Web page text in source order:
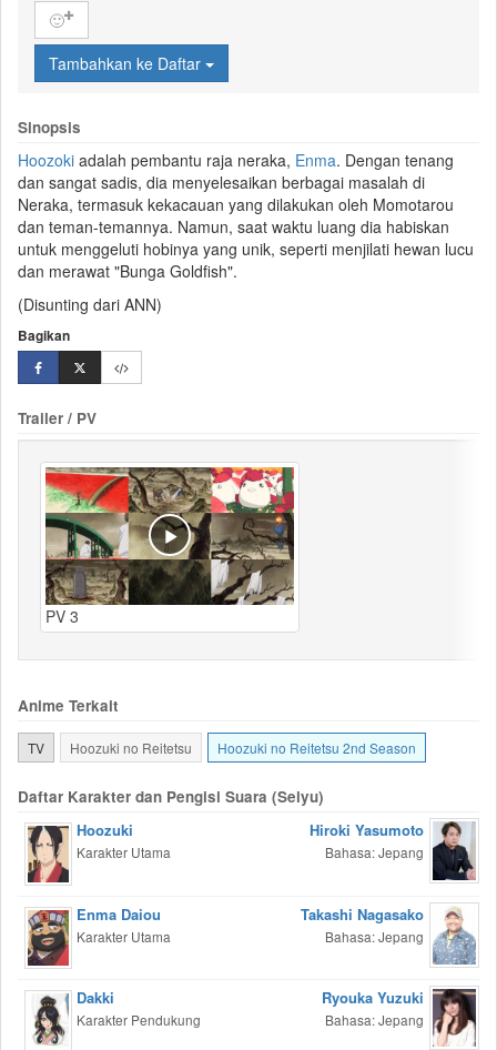
🙂
Tambahkan ke Daftar
Sinopsis
Hoozoki adalah pembantu raja neraka, Enma. Dengan tenang
dan sangat sadis, dia menyelesaikan berbagai masalah di
Neraka, termasuk kekacauan yang dilakukan oleh Momotarou
dan teman-temannya. Namun, saat waktu luang dia habiskan
untuk menggeluti hobinya yang unik, seperti menjilati hewan lucu
dan merawat "Bunga Goldfish".
(Disunting dari ANN)
Bagikan
Trailer / PV
PV 3
Anime Terkait
TV Hoozuki no Reitetsu Hoozuki no Reitetsu 2nd Season
Daftar Karakter dan Pengisi Suara (Seiyu)
Hoozuki
Karakter Utama
Hiroki Yasumoto
Bahasa: Jepang
Enma Daiou
Karakter Utama
Takashi Nagasako
Bahasa: Jepang
Dakki
Karakter Pendukung
Ryouka Yuzuki
Bahasa: Jepang